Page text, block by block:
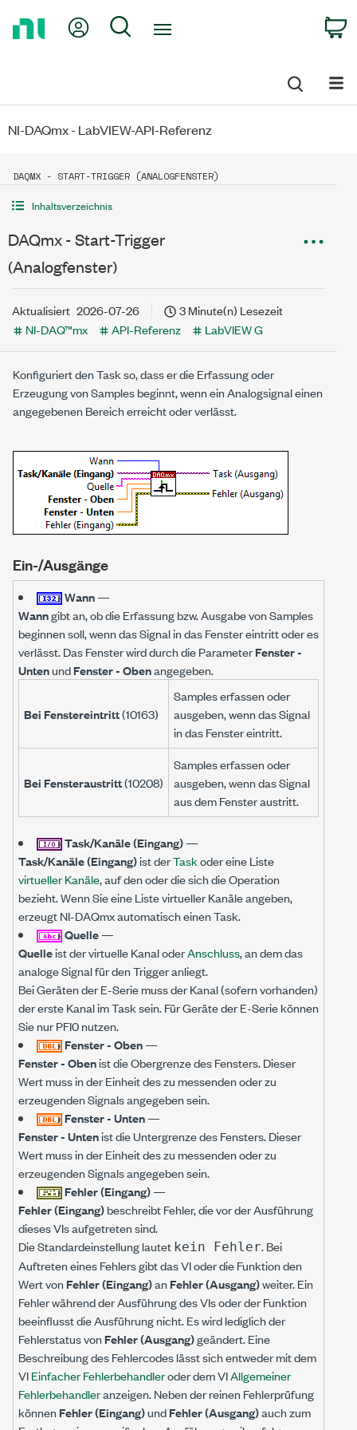
My Account
Search
NI-DAQmx - LabVIEW-API-Referenz
DAQMX - START-TRIGGER (ANALOGFENSTER)
Inhaltsverzeichnis
DAQmx - Start-Trigger
(Analogfenster)
Aktualisiert 2026-07-26
3 Minute(n) Lesezeit
NI-DAQ™mx
API-Referenz LabVIEW G
Konfiguriert den Task so, dass er die Erfassung oder
Erzeugung von Samples beginnt, wenn ein Analogsignal einen
angegebenen Bereich erreicht oder verlässt.
Ein-/Ausgänge
Wann—
Wanngibt an, ob die Erfassung bzw. Ausgabe von Samples
beginnen soll, wenn das Signal in das Fenster eintritt oder es
verlässt. Das Fenster wird durch die ParameterFenster -
UntenundFenster - Obenangegeben.
Bei Fenstereintritt(10163)
Samples erfassen oder
ausgeben, wenn das Signal
in das Fenster eintritt.
Bei Fensteraustritt(10208)
Samples erfassen oder
ausgeben, wenn das Signal
aus dem Fenster austritt.
Task/Kanäle (Eingang)—
Task/Kanäle (Eingang)ist derTaskoder eine Liste
virtueller Kanäle, auf den oder die sich die Operation
bezieht. Wenn Sie eine Liste virtueller Kanäle angeben,
erzeugt NI-DAQmx automatisch einen Task.
Quelle—
Quelleist der virtuelle Kanal oderAnschluss, an dem das
analoge Signal für den Trigger anliegt.
Bei Geräten der E-Serie muss der Kanal (sofern vorhanden)
der erste Kanal im Task sein. Für Geräte der E-Serie können
Sie nur PFI0 nutzen.
Fenster - Oben—
Fenster - Obenist die Obergrenze des Fensters. Dieser
Wert muss in der Einheit des zu messenden oder zu
erzeugenden Signals angegeben sein.
Fenster - Unten—
Fenster - Untenist die Untergrenze des Fensters. Dieser
Wert muss in der Einheit des zu messenden oder zu
erzeugenden Signals angegeben sein.
Fehler (Eingang)—
Fehler (Eingang)beschreibt Fehler, die vor der Ausführung
dieses VIs aufgetreten sind.
Die Standardeinstellung lautet kein Fehler. Bei
Auftreten eines Fehlers gibt das VI oder die Funktion den
Wert vonFehler (Eingang)anFehler (Ausgang)weiter. Ein
Fehler während der Ausführung des VIs oder der Funktion
beeinflusst die Ausführung nicht. Es wird lediglich der
Fehlerstatus vonFehler (Ausgang)geändert. Eine
Beschreibung des Fehlercodes lässt sich entweder mit dem
VIEinfacher Fehlerbehandleroder dem VIAllgemeiner
Fehlerbehandleranzeigen. Neben der reinen Fehlerprüfung
könnenFehler (Eingang)undFehler (Ausgang)auch zum